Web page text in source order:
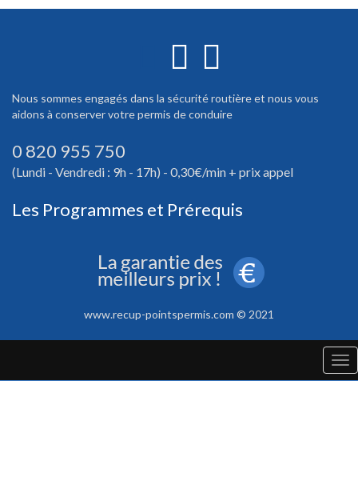
Nous sommes engagés dans la sécurité routière et nous vous
aidons à conserver votre permis de conduire
0 820 955 750
(Lundi - Vendredi : 9h - 17h) - 0,30€/min + prix appel
Les Programmes et Prérequis
www.recup-pointspermis.com © 2021